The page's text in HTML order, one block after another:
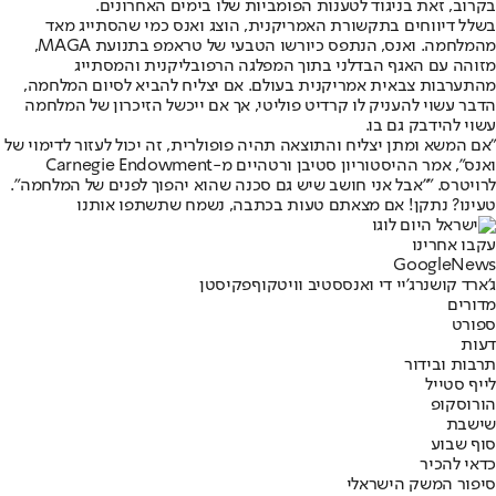
בקרוב, זאת בניגוד לטענות הפומביות שלו בימים האחרונים.
בשלל דיווחים בתקשורת האמריקנית, הוצג ואנס כמי שהסתייג מאד
מהמלחמה. ואנס, הנתפס כיורשו הטבעי של טראמפ בתנועת MAGA,
מזוהה עם האגף הבדלני בתוך המפלגה הרפובליקנית והמסתייג
מהתערבות צבאית אמריקנית בעולם. אם יצליח להביא לסיום המלחמה,
הדבר עשוי להעניק לו קרדיט פוליטי, אך אם ייכשל הזיכרון של המלחמה
עשוי להידבק גם בו.
"אם המשא ומתן יצליח והתוצאה תהיה פופולרית, זה יכול לעזור לדימוי של
ואנס״, אמר ההיסטוריון סטיבן ורטהיים מ-Carnegie Endowment
לרויטרס. "״אבל אני חושב שיש גם סכנה שהוא יהפוך לפנים של המלחמה".
טעינו? נתקן! אם מצאתם טעות בכתבה, נשמח שתשתפו אותנו
עקבו אחרינו
Googl eNews
ג'ארד קושנרג'יי די ואנססטיב וויטקוףפקיסטן
מדורים
ספורט
דעות
תרבות ובידור
לייף סטייל
הורוסקופ
שישבת
סוף שבוע
כדאי להכיר
סיפור המשק הישראלי